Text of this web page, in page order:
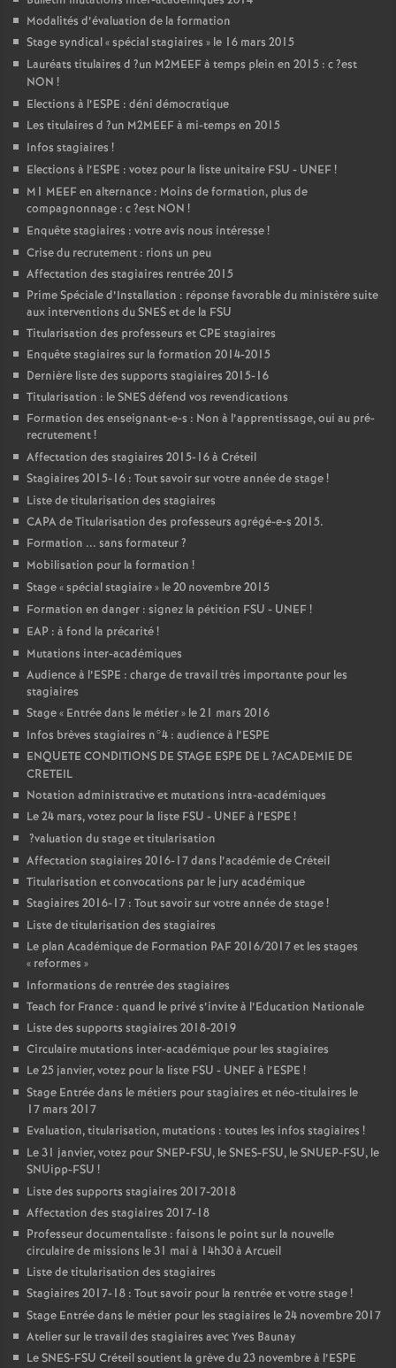
Modalités d’évaluation de la formation
Stage syndical «spécial stagiaires » le 16 mars 2015
Lauréats titulaires d ?un M2MEEFà temps plein en 2015 : c?est
NON !
Elections à l’ESPE : déni démocratique
Les titulaires d ?un M2MEEFà mi-temps en 2015
Infos stagiaires !
Elections à l’ESPE : votez pour la liste unitaire FSU - UNEF!
M1 MEEFen alternance : Moins de formation, plus de
compagnonnage : c?est NON !
Enquête stagiaires : votre avis nous intéresse!
Crise du recrutement : rions un peu
Affectation des stagiaires rentrée 2015
Prime Spéciale d’Installation : réponse favorable du ministère suite
aux interventions duSNESet de la FSU
Titularisation des professeurs etCPE stagiaires
Enquête stagiaires sur la formation 2014-2015
Dernière liste des supports stagiaires 2015-16
Titularisation : leSNESdéfend vos revendications
Formation des enseignant-e-s : Non à l’apprentissage, oui au pré-
recrutement!
Affectation des stagiaires 2015-16 à Créteil
Stagiaires 2015-16 : Tout savoir sur votre année de stage!
Liste de titularisation des stagiaires
CAPAde Titularisation des professeurs agrégé-e-s 2015.
Formation ... sans formateur?
Mobilisation pour la formation !
Stage «spécial stagiaire» le 20 novembre 2015
Formation en danger : signez la pétition FSU - UNEF!
EAP : à fond la précarité!
Mutations inter-académiques
Audience à l’ESPE : charge de travail très importante pour les
stagiaires
Stage « Entrée dans le métier» le 21 mars 2016
Infos brèves stagiaires n°4 : audience à l’ESPE
ENQUETE CONDITIONS DE STAGE ESPE DE L?ACADEMIE DE
CRETEIL
Notation administrative et mutations intra-académiques
Le 24 mars, votez pour la liste FSU - UNEFà l’ESPE !
?valuation du stage et titularisation
Affectation stagiaires 2016-17 dans l’académie de Créteil
Titularisation et convocations par le jury académique
Stagiaires 2016-17 : Tout savoir sur votre année de stage!
Liste de titularisation des stagiaires
Le plan Académique de Formation PAF2016/2017 et les stages
« reformes »
Informations de rentrée des stagiaires
Teach for France : quand le privé s’invite à l’Education Nationale
Liste des supports stagiaires 2018-2019
Circulaire mutations inter-académique pour les stagiaires
Le 25 janvier, votez pour la liste FSU - UNEFà l’ESPE !
Stage Entrée dans le métiers pour stagiaires et néo-titulaires le
17 mars 2017
Evaluation, titularisation, mutations : toutes les infos stagiaires !
Le 31 janvier, votez pourSNEP-FSU, leSNES-FSU, leSNUEP-FSU, le
SNUipp-FSU !
Liste des supports stagiaires 2017-2018
Affectation des stagiaires 2017-18
Professeur documentaliste : faisons le point sur la nouvelle
circulaire de missions le 31 mai à 14h30 à Arcueil
Liste de titularisation des stagiaires
Stagiaires 2017-18 : Tout savoir pour la rentrée et votre stage!
Stage Entrée dans le métier pour les stagiaires le 24 novembre 2017
Atelier sur le travail des stagiaires avec Yves Baunay
LeSNES-FSU Créteil soutient la grève du 23 novembre à l’ESPE